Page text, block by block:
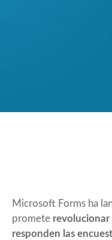
Microsoft Forms ha
promete revolucionar
responden las